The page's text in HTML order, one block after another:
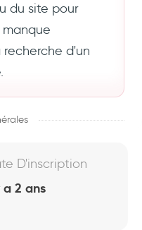
du site pour
d'un
D'inscription
a 2 ans